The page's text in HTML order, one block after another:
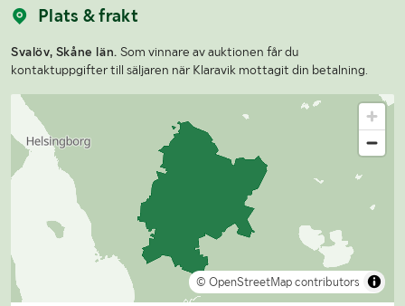
Plats & frakt
Svalöv, Skåne län. Som vinnare av auktionen får du
kontaktuppgifter till säljaren när Klaravik mottagit din betalning.
© OpenStreetMap contributors